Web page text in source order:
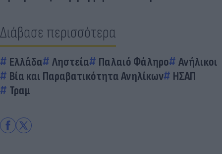
Διάβασε περισσότερα
Ελλάδα Ληστεία Παλαιό Φάληρο
Ανήλικοι
Βία και Παραβατικότητα Ανηλίκων
ΗΣΑΠ
Τραμ